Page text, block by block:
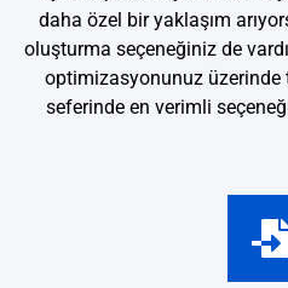
daha özel bir yaklaşım
oluşturma seçeneğiniz de
optimizasyonunuz üzerinde
seferinde en verimli